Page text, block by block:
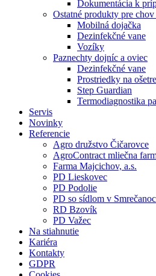
Dokumentácia k
Ostatné produkty pre
Mobilná dojačka
Dezinfekčné vane
Vozíky
Paznechty dojníc a oviec
Dezinfekčné vane
Prostriedky na
Step Guardian
Termodiagnostika
Servis
Novinky
Referencie
Agro družstvo Čičarovce
AgroContract mliečna
Farma Majcichov, a.s.
PD Lieskovec
PD Podolie
PD so sídlom v
RD Bzovík
PD Važec
Na stiahnutie
Kariéra
Kontakty
GDPR